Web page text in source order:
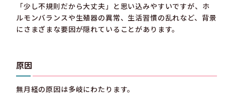
「少し不規則だから大丈夫」と思い込みやすいですが、ホ
ルモンバランスや生殖器の異常、生活習慣の乱れなど、背景
にさまざまな要因が隠れていることがあります。
原因
無月経の原因は多岐にわたります。